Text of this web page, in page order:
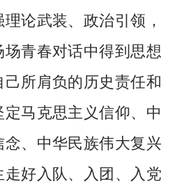
论武装、政治引领，
青春对话中得到思想
所肩负的历史责任和
马克思主义信仰、中
、中华民族伟大复兴
好入队、入团、入党